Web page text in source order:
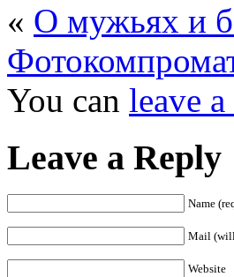
« О мужьях и
You can leave a
Leave a Reply
Name
Mail (will
Website